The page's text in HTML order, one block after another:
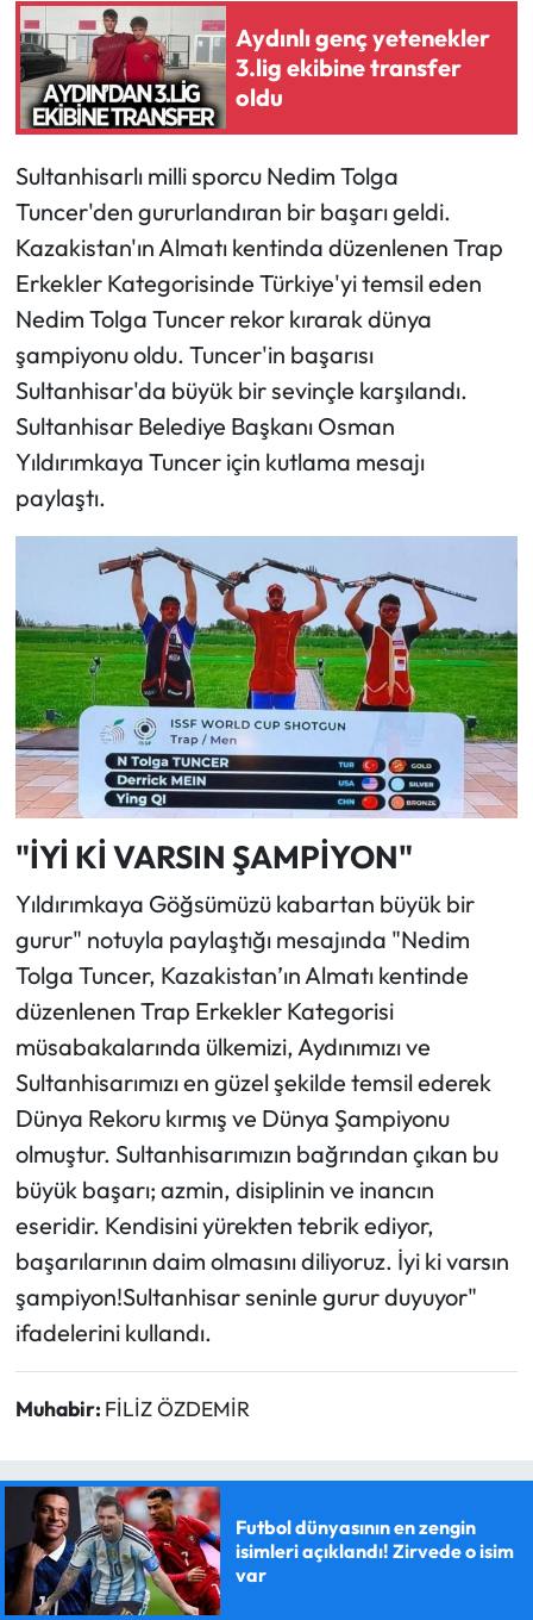
Aydınlı genç yetenekler
3.lig ekibine transfer
oldu
Sultanhisarlı milli sporcu Nedim Tolga
Tuncer'den gururlandıran bir başarı geldi.
Kazakistan'ın Almatı kentinda düzenlenen Trap
Erkekler Kategorisinde Türkiye'yi temsil eden
Nedim Tolga Tuncer rekor kırarak dünya
şampiyonu oldu. Tuncer'in başarısı
Sultanhisar'da büyük bir sevinçle karşılandı.
Sultanhisar Belediye Başkanı Osman
Yıldırımkaya Tuncer için kutlama mesajı
paylaştı.
"İYİ Kİ VARSIN ŞAMPİYON"
Yıldırımkaya Göğsümüzü kabartan büyük bir
gurur" notuyla paylaştığı mesajında "Nedim
Tolga Tuncer, Kazakistan’ın Almatı kentinde
düzenlenen Trap Erkekler Kategorisi
müsabakalarında ülkemizi, Aydınımızı ve
Sultanhisarımızı en güzel şekilde temsil ederek
Dünya Rekoru kırmış ve Dünya Şampiyonu
olmuştur. Sultanhisarımızın bağrından çıkan bu
büyük başarı; azmin, disiplinin ve inancın
eseridir. Kendisini yürekten tebrik ediyor,
başarılarının daim olmasını diliyoruz. İyi ki varsın
şampiyon!Sultanhisar seninle gurur duyuyor"
ifadelerini kullandı.
Muhabir: FİLİZ ÖZDEMİR
Futbol dünyasının en zengin
isimleri açıklandı! Zirvede o isim
var
HABER İLAN